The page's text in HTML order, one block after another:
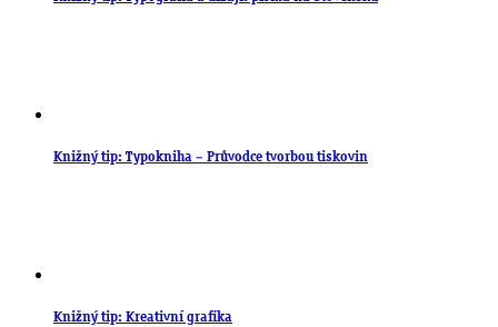
Knižný tip: Typokniha – Průvodce tvorbou tiskovin
Knižný tip: Kreativní grafika